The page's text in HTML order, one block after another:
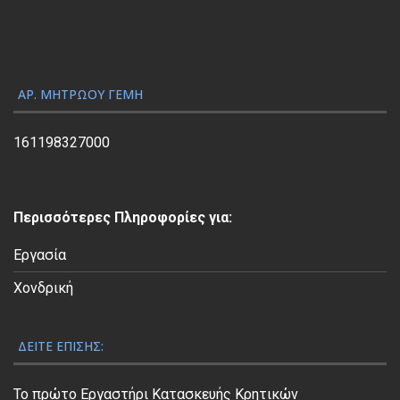
ς
Β
ί
ΑΡ. ΜΗΤΡΏΟΥ ΓΕΜΗ
161198327000
Περισσότερες Πληροφορίες για:
Εργασία
Χονδρική
ΔΕΊΤΕ ΕΠΊΣΗΣ:
Το πρώτο Εργαστήρι Κατασκευής Κρητικών